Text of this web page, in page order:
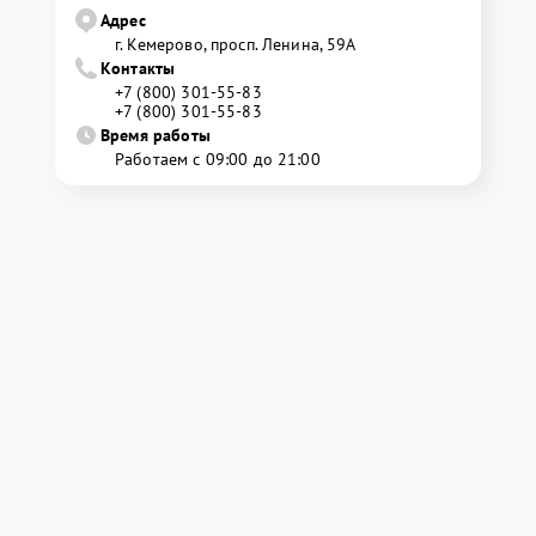
Адрес
г. Кемерово, просп. Ленина, 59А
Контакты
+7 (800) 301-55-83
+7 (800) 301-55-83
Время работы
Работаем с 09:00 до 21:00